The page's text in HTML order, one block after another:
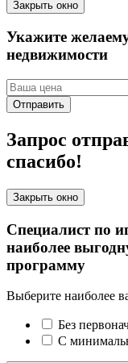
Закрыть окно
Укажите
недвижимости
Отправить
Запрос
спасибо!
Закрыть окно
Специалист по
наиболее
программу
Выберите наиболее
Без
С